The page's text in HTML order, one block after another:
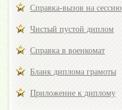
Справка-вызов на сессию
Чистый пустой диплом
Справка в военкомат
Бланк диплома грамоты
Приложение к диплому